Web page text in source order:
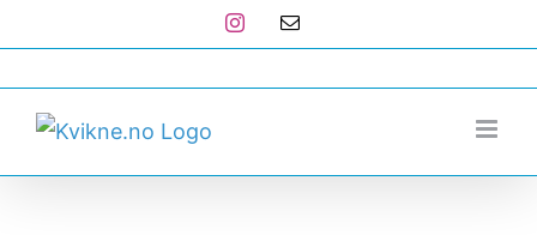
to
content
Instagram
E-